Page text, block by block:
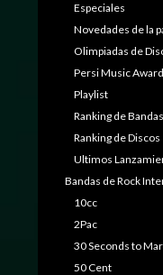
Especiales
Novedades de la
Olimpiadas de
Persi Music
Playlist
Ranking de Bandas
Ranking de Discos
Ultimos
Bandas de Rock
10cc
2Pac
30 Seconds to
50 Cent